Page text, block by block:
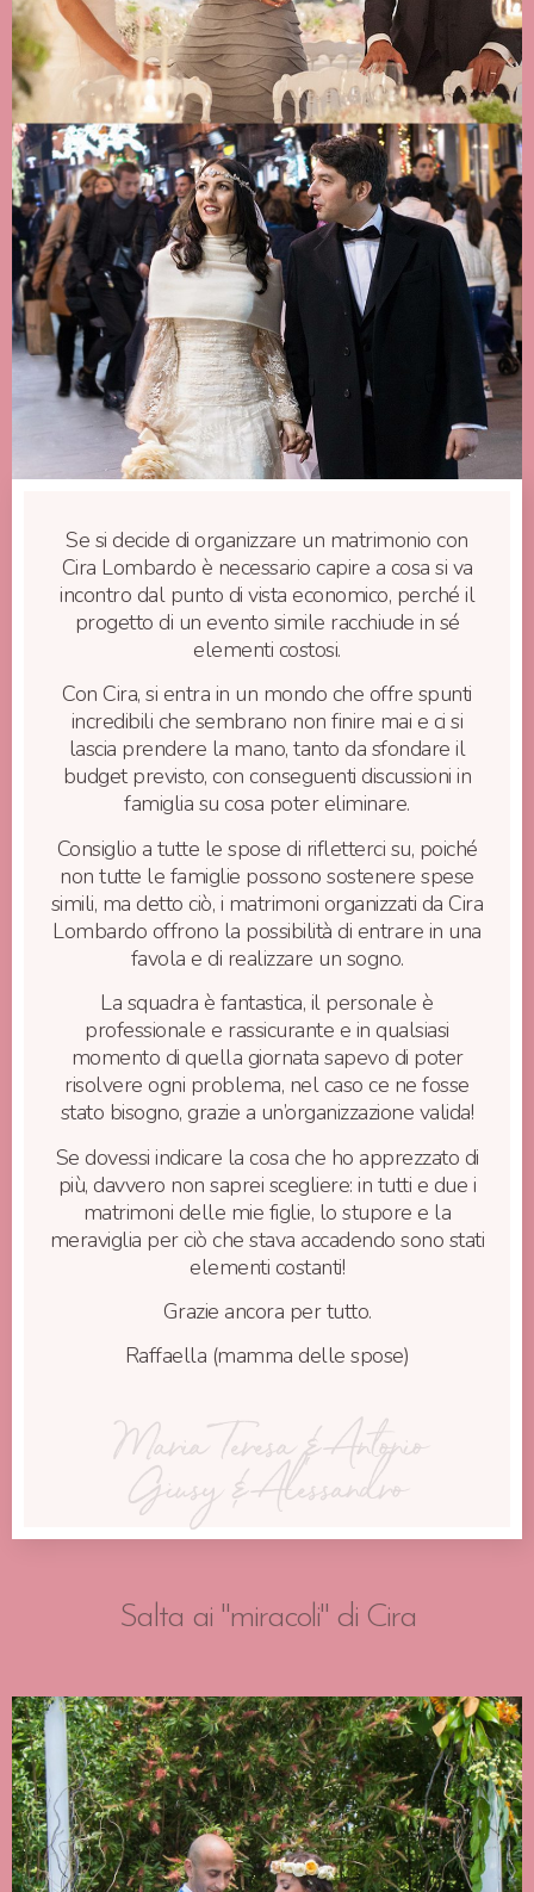
Se si decide di organizzare un matrimonio con
Cira Lombardo è necessario capire a cosa si va
incontro dal punto di vista economico, perché il
progetto di un evento simile racchiude in sé
elementi costosi.
Con Cira, si entra in un mondo che offre spunti
incredibili che sembrano non finire mai e ci si
lascia prendere la mano, tanto da sfondare il
budget previsto, con conseguenti discussioni in
famiglia su cosa poter eliminare.
Consiglio a tutte le spose di rifletterci su, poiché
non tutte le famiglie possono sostenere spese
simili, ma detto ciò, i matrimoni organizzati da Cira
Lombardo offrono la possibilità di entrare in una
favola e di realizzare un sogno.
La squadra è fantastica, il personale è
professionale e rassicurante e in qualsiasi
momento di quella giornata sapevo di poter
risolvere ogni problema, nel caso ce ne fosse
stato bisogno, grazie a un’organizzazione valida!
Se dovessi indicare la cosa che ho apprezzato di
più, davvero non saprei scegliere: in tutti e due i
matrimoni delle mie figlie, lo stupore e la
meraviglia per ciò che stava accadendo sono stati
elementi costanti!
Grazie ancora per tutto.
Raffaella (mamma delle spose)
Maria Teresa & Antonio
Giusy & Alessandro
Salta ai "miracoli" di Cira